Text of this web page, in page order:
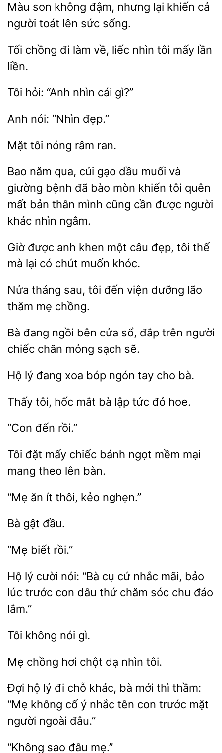
Màu son không đậm,
khiến cả
người
lên sức sống.
Tối chồng đi làm
tôi mấy lần
liền.
Tôi nhìn cái
đẹp.”
Mặt ran.
Bao năm qua, củi gạo dầu muối và
giường bệnh đã bào mòn khiến tôi quên
mất bản
mình cũng cần được người
ngắm.
Giờ được anh
một câu đẹp, tôi thế
mà lại có
khóc.
tháng sau, tôi đến
dưỡng lão
thăm mẹ
Bà đang
bên cửa sổ, đắp trên
chiếc chăn mỏng sạch
đang xoa bóp ngón cho bà.
Thấy hốc mắt bà tức đỏ
Tôi đặt mấy chiếc bánh
mại
mang
lên bàn.
ít thôi, nghẹn.”
Hộ cười nói: “Bà cụ
nhắc mãi, bảo
lúc trước con dâu thứ
sóc chu đáo
lắm.”
không
hơi chột dạ tôi.
Đợi hộ lý đi chỗ khác, bà mới
thầm:
“Mẹ
cố ý nhắc tên con trước mặt
người
đâu.”
“Không